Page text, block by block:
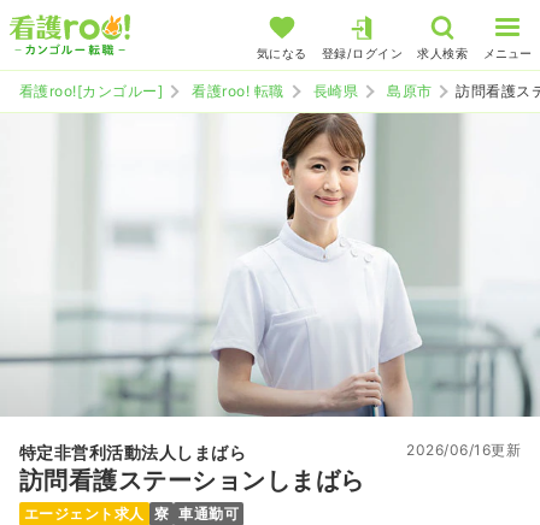
気になる 登録/ログイン 求人検索 メニュー
看護roo![カンゴルー] 看護roo! 転職 長崎県 島原市 訪問看護ス
特定非営利活動法人しまばら
訪問看護ステーションしまばら
2026/06/16更新
エージェント求人 寮 車通勤可